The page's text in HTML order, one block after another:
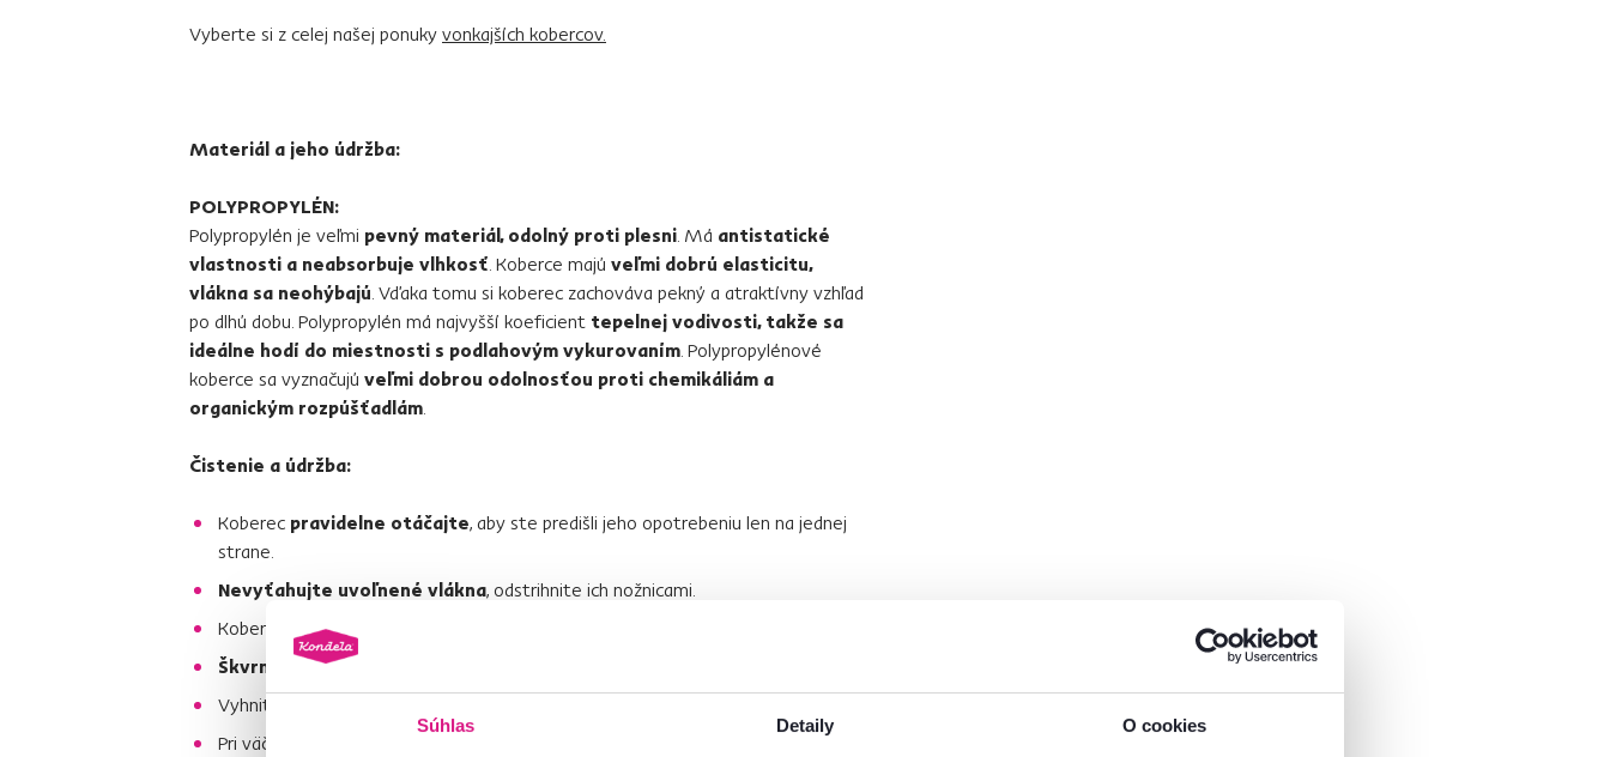
Súhlas Detaily O cookies
Vyberte si z celej našej ponuky vonkajších kobercov.
Materiál a jeho údržba:
POLYPROPYLÉN:
Polypropylén je veľmi pevný materiál, odolný proti plesni . Má antistatické
vlastnosti a neabsorbuje vlhkosť . Koberce majú veľmi dobrú elasticitu,
vlákna sa neohýbajú . Vďaka tomu si koberec zachováva pekný a atraktívny vzhľad
po dlhú dobu. Polypropylén má najvyšší koeficient tepelnej vodivosti, takže sa
ideálne hodí do miestnosti s podlahovým vykurovaním . Polypropylénové
koberce sa vyznačujú veľmi dobrou odolnosťou proti chemikáliám a
organickým rozpúšťadlám
Čistenie a údržba:
Koberec pravidelne otáčajte, aby ste predišli jeho opotrebeniu len na jednej
strane.
Nevyťahujte uvoľnené vlákna, odstrihnite ich nožnicami.
Koberec
vysávajte min. 2 - 3 x za týždeň
Škvrny ihneď vyčistite
Vyhnite sa
Pri väčšom znečistení použite
. Aplikujte na koberec a podľa návodu